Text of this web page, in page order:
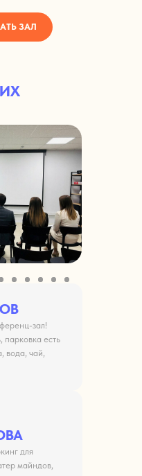
зал!
парковка есть
вода, чай,
для
майндов,
52